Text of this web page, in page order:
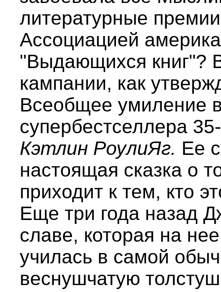
литературные
Ассоциацией
"Выдающихся книг"?
кампании, как
Всеобщее умиление
супербестселлера
Кэтлин РоулиЯг. Ее
настоящая сказка о
приходит к тем, кто
Еще три года назад
славе, которая на
училась в самой
веснушчатую